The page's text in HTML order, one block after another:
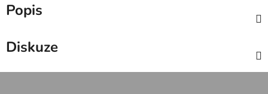
Popis
Diskuze